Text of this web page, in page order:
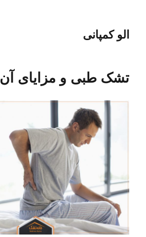
الو کمپانی
تشک طبی و مزایای آن